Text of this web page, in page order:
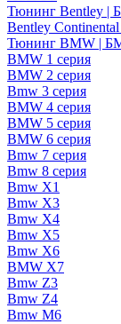
Тюнинг Bentley |
Bentley
Тюнинг BMW |
BMW 1 серия
BMW 2 серия
Bmw 3 серия
BMW 4 серия
BMW 5 серия
BMW 6 серия
Bmw 7 серия
Bmw 8 серия
Bmw X1
Bmw X3
Bmw X4
Bmw X5
Bmw X6
BMW X7
Bmw Z3
Bmw Z4
Bmw М6